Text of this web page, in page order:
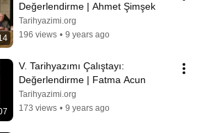
Değerlendirme | Ahmet Şimşek
Tarihyazimi.org
196 views • 9 years ago
V. Tarihyazımı Çalıştayı:
Değerlendirme | Fatma Acun
Tarihyazimi.org
173 views • 9 years ago